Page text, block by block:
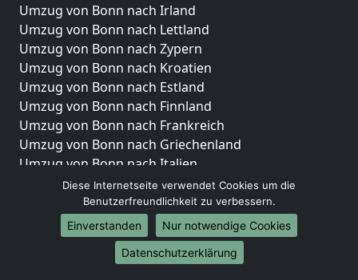
Umzug von Bonn nach Irland
Umzug von Bonn nach Lettland
Umzug von Bonn nach Zypern
Umzug von Bonn nach Kroatien
Umzug von Bonn nach Estland
Umzug von Bonn nach Finnland
Umzug von Bonn nach Frankreich
Umzug von Bonn nach Griechenland
Umzug von Bonn nach Italien
Umzug von Bonn nach Liechtenstein
Umzug von Bonn nach Luxemburg
Umzug von Bonn nach Niederlande
Umzug von Bonn nach Norwegen
Umzüge-Deutschlandweit
Diese Internetseite verwendet Cookies um die
Benutzerfreundlichkeit zu verbessern.
Einverstanden
Nur notwendige Cookies
Datenschutzerklärung